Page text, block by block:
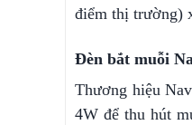
điểm thị trường)
Đèn bắt muỗi
Thương hiệu
4W để thu hút